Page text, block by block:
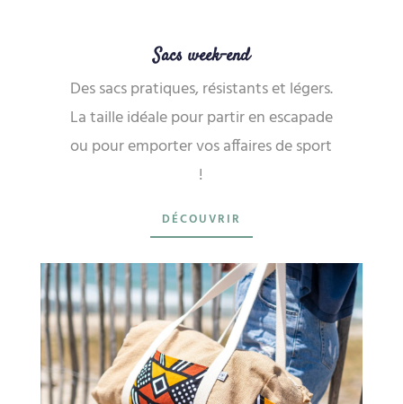
Sacs week-end
Des sacs pratiques, résistants et légers.
La taille idéale pour partir en escapade
ou pour emporter vos affaires de sport
!
DÉCOUVRIR